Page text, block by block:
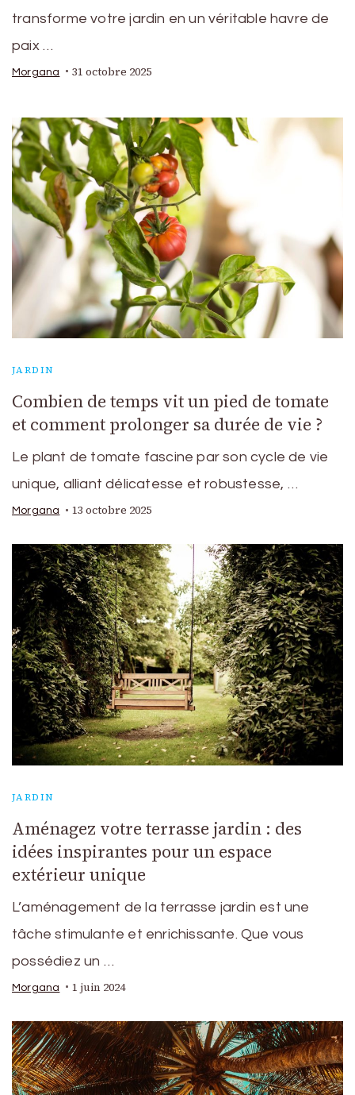
transforme votre jardin en un véritable havre de
paix …
Morgana 31 octobre 2025
JARDIN
Combien de temps vit un pied de tomate
et comment prolonger sa durée de vie ?
Le plant de tomate fascine par son cycle de vie
unique, alliant délicatesse et robustesse, …
Morgana 13 octobre 2025
JARDIN
Aménagez votre terrasse jardin : des
idées inspirantes pour un espace
extérieur unique
L’aménagement de la terrasse jardin est une
tâche stimulante et enrichissante. Que vous
possédiez un …
Morgana 1 juin 2024